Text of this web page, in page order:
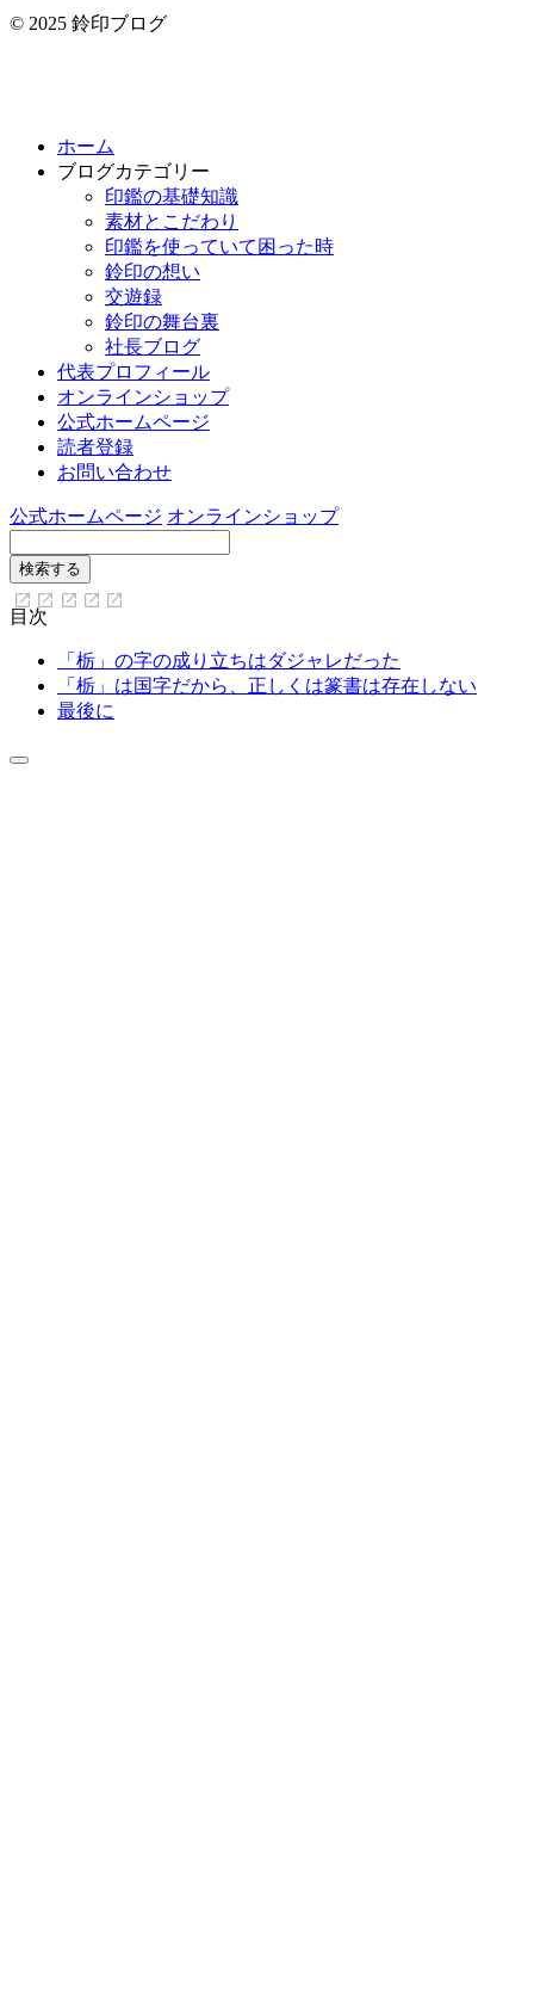
© 2025 鈴印ブログ
ホーム
ブログカテゴリー
印鑑の基礎知識
素材とこだわり
印鑑を使っていて困った時
鈴印の想い
交遊録
鈴印の舞台裏
社長ブログ
代表プロフィール
オンラインショップ
公式ホームページ
読者登録
お問い合わせ
公式ホームページ オンラインショップ
目次
「栃」の字の成り立ちはダジャレだった
「栃」は国字だから、正しくは篆書は存在しない
最後に